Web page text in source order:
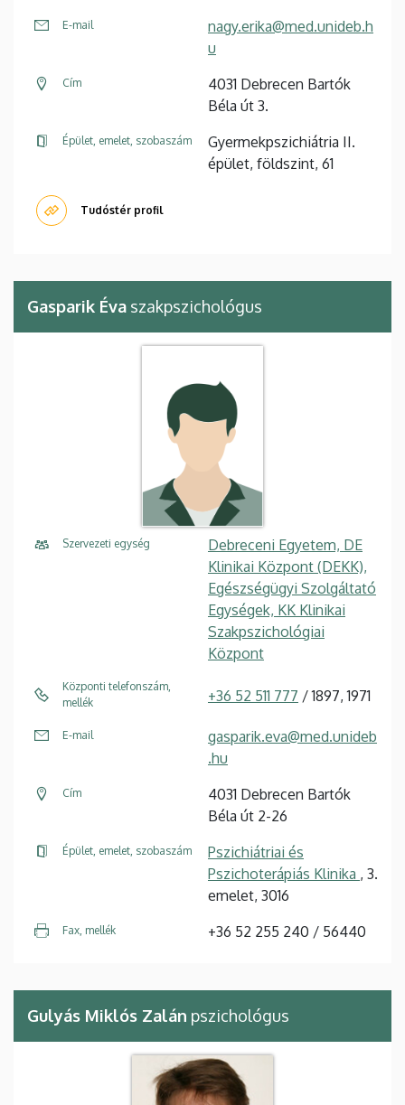
E-mail
nagy.erika@med.unideb.h
u
Cím
4031 Debrecen Bartók
Béla út 3.
Épület, emelet, szobaszám
Gyermekpszichiátria II.
épület, földszint, 61
Tudóstér profil
Gasparik Éva szakpszichológus
Szervezeti egység
Debreceni Egyetem, DE
Klinikai Központ (DEKK),
Egészségügyi Szolgáltató
Egységek, KK Klinikai
Szakpszichológiai
Központ
Központi telefonszám,
mellék
+36 52 511 777 / 1897, 1971
E-mail
gasparik.eva@med.unideb
.hu
Cím
4031 Debrecen Bartók
Béla út 2-26
Épület, emelet, szobaszám
Pszichiátriai és
Pszichoterápiás Klinika , 3.
emelet, 3016
Fax, mellék +36 52 255 240 / 56440
Gulyás Miklós Zalán pszichológus